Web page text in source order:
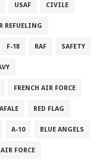
USAF CIVILE
REFUELING
F-18 RAF SAFETY
FRENCH AIR FORCE
RED FLAG
A-10 BLUE ANGELS
FORCE